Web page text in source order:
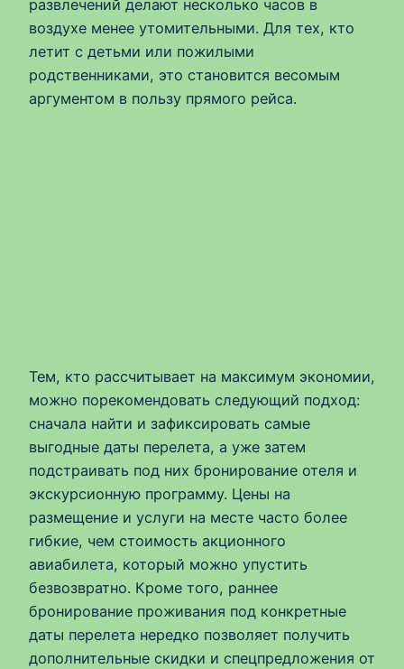
развлечений делают несколько часов в
воздухе менее утомительными. Для тех, кто
летит с детьми или пожилыми
родственниками, это становится весомым
аргументом в пользу прямого рейса.
Тем, кто рассчитывает на максимум экономии,
можно порекомендовать следующий подход:
сначала найти и зафиксировать самые
выгодные даты перелета, а уже затем
подстраивать под них бронирование отеля и
экскурсионную программу. Цены на
размещение и услуги на месте часто более
гибкие, чем стоимость акционного
авиабилета, который можно упустить
безвозвратно. Кроме того, раннее
бронирование проживания под конкретные
даты перелета нередко позволяет получить
дополнительные скидки и спецпредложения от